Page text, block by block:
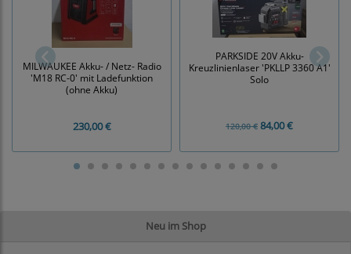
Neu im Shop
MILWAUKEE Akku- / Netz- Radio
'M18 RC-0' mit Ladefunktion
(ohne Akku)
230,00 €
PARKSIDE 20V Akku-
Kreuzlinienlaser 'PKLLP 3360 A1'
Solo
120,00 € 84,00 €